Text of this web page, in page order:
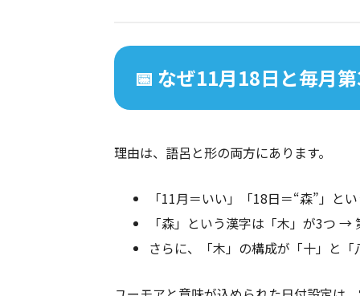
📅 なぜ11月18日と毎月
理由は、語呂と形の両方にあります。
「11月＝いい」「18日＝“森”」と
「森」という漢字は「木」が3つ
さらに、「木」の構成が「十」と